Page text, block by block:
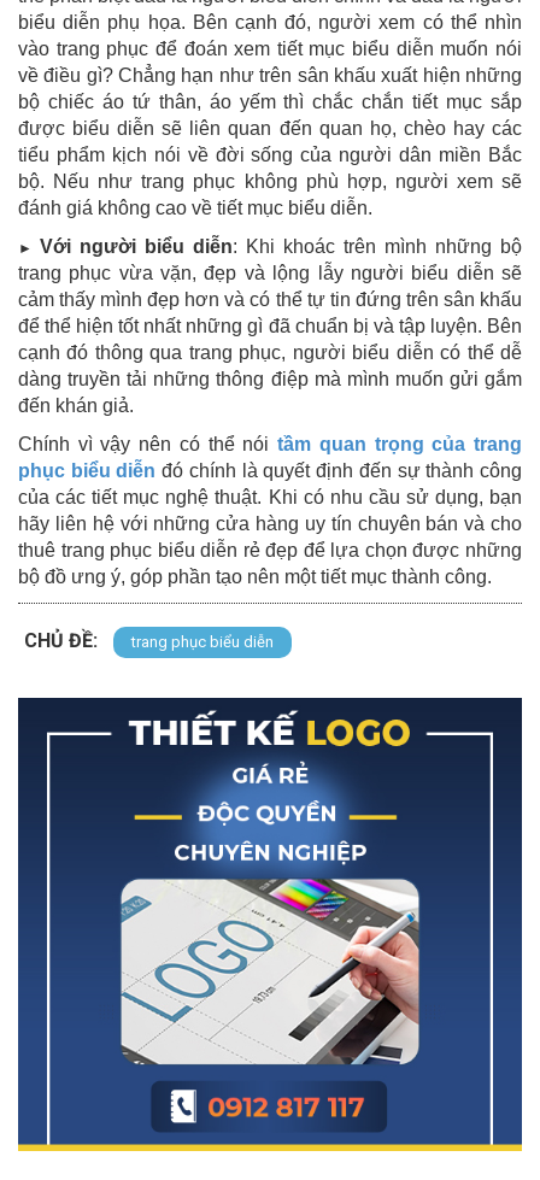
biểu diễn phụ họa. Bên cạnh đó, người xem có thể nhìn
vào trang phục để đoán xem tiết mục biểu diễn muốn nói
về điều gì? Chẳng hạn như trên sân khấu xuất hiện những
bộ chiếc áo tứ thân, áo yếm thì chắc chắn tiết mục sắp
được biểu diễn sẽ liên quan đến quan họ, chèo hay các
tiểu phẩm kịch nói về đời sống của người dân miền Bắc
bộ. Nếu như trang phục không phù hợp, người xem sẽ
đánh giá không cao về tiết mục biểu diễn.
► Với người biểu diễn: Khi khoác trên mình những bộ
trang phục vừa vặn, đẹp và lộng lẫy người biểu diễn sẽ
cảm thấy mình đẹp hơn và có thể tự tin đứng trên sân khấu
để thể hiện tốt nhất những gì đã chuẩn bị và tập luyện. Bên
cạnh đó thông qua trang phục, người biểu diễn có thể dễ
dàng truyền tải những thông điệp mà mình muốn gửi gắm
đến khán giả.
Chính vì vậy nên có thể nóitầm quan trọng của trang
phục biểu diễn đó chính là quyết định đến sự thành công
của các tiết mục nghệ thuật. Khi có nhu cầu sử dụng, bạn
hãy liên hệ với những cửa hàng uy tín chuyên bán và cho
thuê trang phục biểu diễn rẻ đẹp để lựa chọn được những
bộ đồ ưng ý, góp phần tạo nên một tiết mục thành công.
CHỦ ĐỀ: trang phục biểu diễn